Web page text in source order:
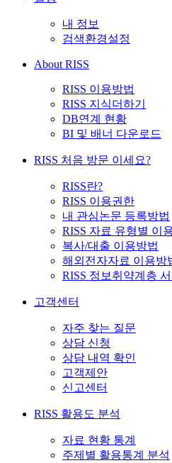
내 정보
검색환경설정
About RISS
RISS 이용방법
RISS 지식더하기
DB연계 현황
BI 및 배너 다운로드
RISS 처음 방문 이세요?
RISS란?
RISS 이용권한
내 관심논문 등록방법
RISS 자료 유형별 이
복사/대출 이용방법
해외전자자료 이용방
RISS 정보취약계층
고객센터
자주 찾는 질문
상담 신청
상담 내역 확인
고객제안
신고센터
RISS 활용도 분석
자료 현황 통계
주제별 활용통계 분석